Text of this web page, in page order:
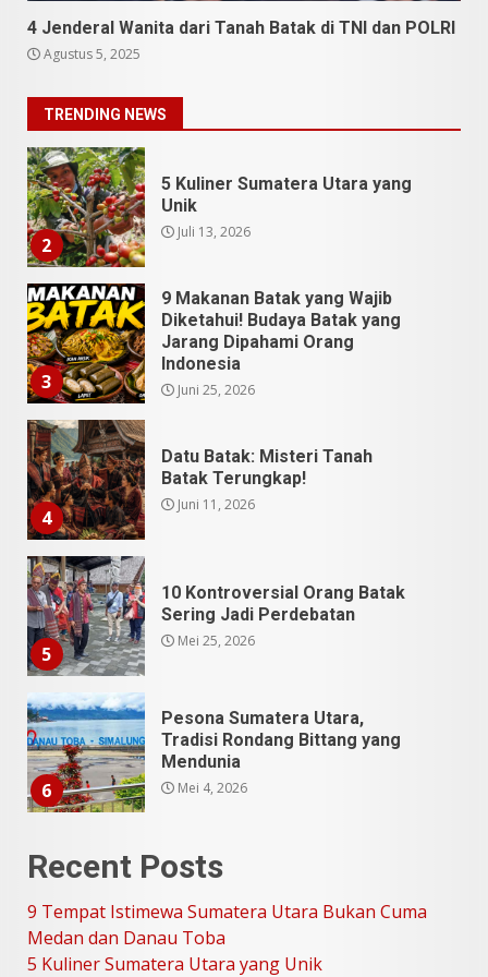
4 Jenderal Wanita dari Tanah Batak di TNI dan POLRI
Agustus 5, 2025
TRENDING NEWS
2
Juli 13, 2026
3
Diketahui! Budaya Batak yang
Jarang Dipahami Orang
Indonesia
4
Datu Batak: Misteri Tanah
Batak Terungkap!
Juni 11, 2026
5
10 Kontroversial Orang Batak
Sering Jadi Perdebatan
Mei 25, 2026
6
Pesona Sumatera Utara,
Tradisi Rondang Bittang yang
Mendunia
Mei 4, 2026
7
SUCI Season 11: Finalis Stand
Up Comedy KompasTV
9 Tempat Istimewa Sumatera
Utara Bukan Cuma Medan dan
Juli 31, 2026
Recent Posts
9 Tempat Istimewa Sumatera Utara Bukan Cuma
Medan dan Danau Toba
5 Kuliner Sumatera Utara yang Unik